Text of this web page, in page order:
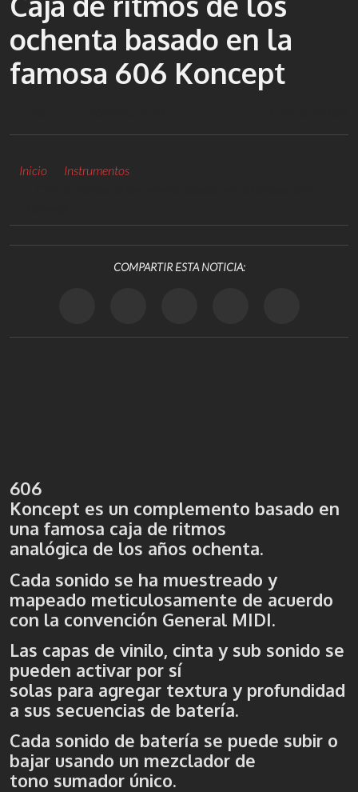
ochenta basado en la
famosa 606 Koncept
Inicio
Instrumentos
COMPARTIR ESTA NOTICIA:
606
Koncept es un complemento basado en
una famosa caja de ritmos
analógica de los años ochenta.
Cada sonido se ha muestreado y
mapeado meticulosamente de acuerdo
con la convención General MIDI.
Las capas de vinilo, cinta y sub sonido se
pueden activar por sí
solas para agregar textura y profundidad
a sus secuencias de batería.
Cada sonido de batería se puede subir o
bajar usando un mezclador de
tono sumador único.